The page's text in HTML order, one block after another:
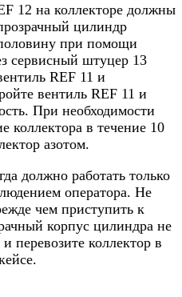
12 на коллекторе должны
цилиндр
при помощи
сервисный штуцер 13
REF 11 и
вентиль REF 11 и
При необходимости
коллектора в течение 10
азотом.
должно работать только
оператора. Не
чем приступить к
корпус цилиндра не
перевозите коллектор в